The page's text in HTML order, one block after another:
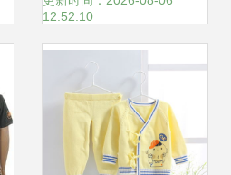
12:52:10